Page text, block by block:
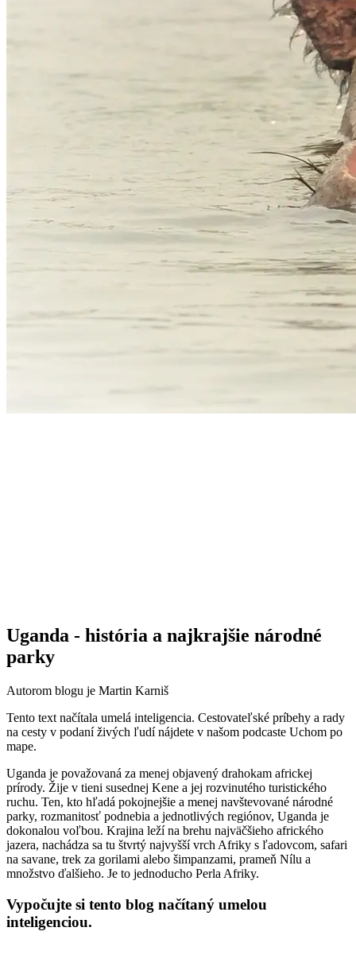
Uganda - história a najkrajšie národné
parky
Autorom blogu je Martin Karniš
Tento text načítala umelá inteligencia. Cestovateľské príbehy a rady
na cesty v podaní živých ľudí nájdete v našom podcaste Uchom po
mape.
Uganda je považovaná za menej objavený drahokam africkej
prírody. Žije v tieni susednej Kene a jej rozvinutého turistického
ruchu. Ten, kto hľadá pokojnejšie a menej navštevované národné
parky, rozmanitosť podnebia a jednotlivých regiónov, Uganda je
dokonalou voľbou. Krajina leží na brehu najväčšieho afrického
jazera, nachádza sa tu štvrtý najvyšší vrch Afriky s ľadovcom, safari
na savane, trek za gorilami alebo šimpanzami, prameň Nílu a
množstvo ďalšieho. Je to jednoducho Perla Afriky.
Vypočujte si tento blog načítaný umelou
inteligenciou.